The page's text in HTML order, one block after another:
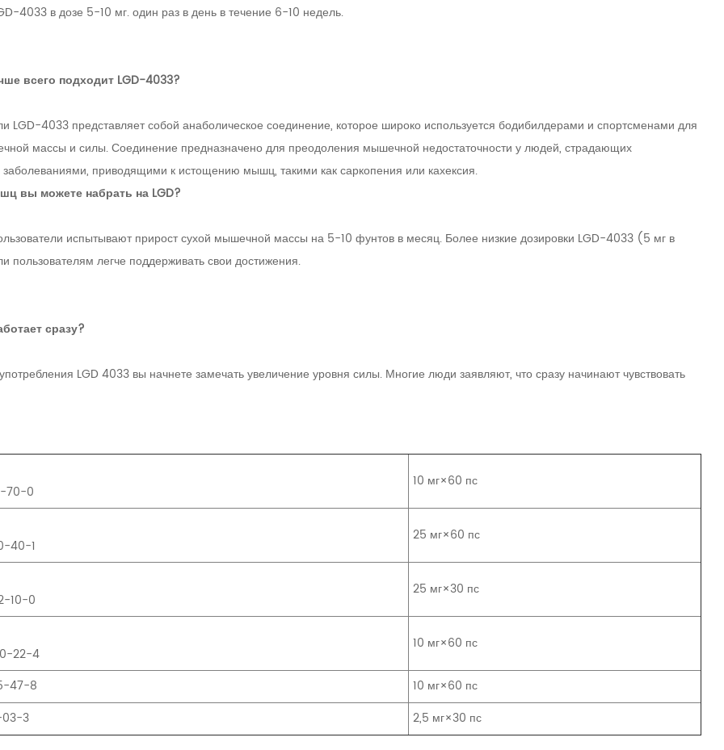
4033 в дозе 5-10 мг. один раз в день в течение 6-10 недель.
всего подходит LGD-4033?
LGD-4033 представляет собой анаболическое соединение, которое широко используется бодибилдерами и спортсменами для
массы и силы. Соединение предназначено для преодоления мышечной недостаточности у людей, страдающих
приводящими к истощению мышц, такими как саркопения или кахексия.
вы можете набрать на LGD?
испытывают прирост сухой мышечной массы на 5-10 фунтов в месяц. Более низкие дозировки LGD-4033 (5 мг в
пользователям легче поддерживать свои достижения.
сразу?
LGD 4033 вы начнете замечать увеличение уровня силы. Многие люди заявляют, что сразу начинают чувствовать
70-0
10 мг×60 пс
40-1
25 мг×60 пс
10-0
25 мг×30 пс
22-4
10 мг×60 пс
47-8
10 мг×60 пс
03-3
2,5 мг×30 пс